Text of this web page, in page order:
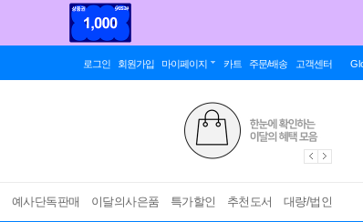
로그인 회원가입 마이페이지 카트 주문/배송 고객센터
예사단독판매 이달의사은품 특가할인 추천도서 대량/법인